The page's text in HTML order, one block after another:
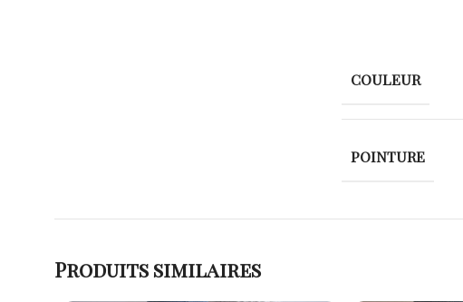
COULEUR
POINTURE
Produits similaires